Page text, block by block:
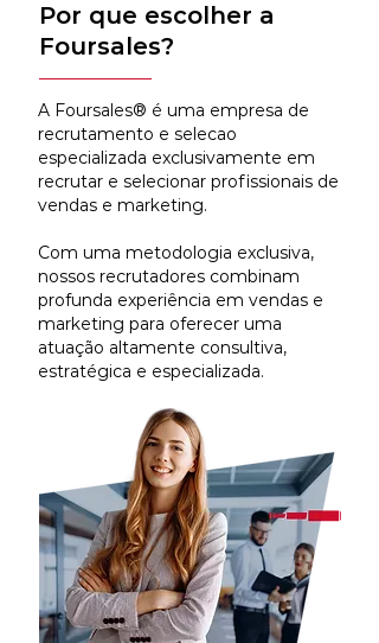
Por que escolher a
Foursales?
A Foursales® é uma empresa de
recrutamento e selecao
especializada exclusivamente em
recrutar e selecionar profissionais de
vendas e marketing.
Com uma metodologia exclusiva,
nossos recrutadores combinam
profunda experiência em vendas e
marketing para oferecer uma
atuação altamente consultiva,
estratégica e especializada.